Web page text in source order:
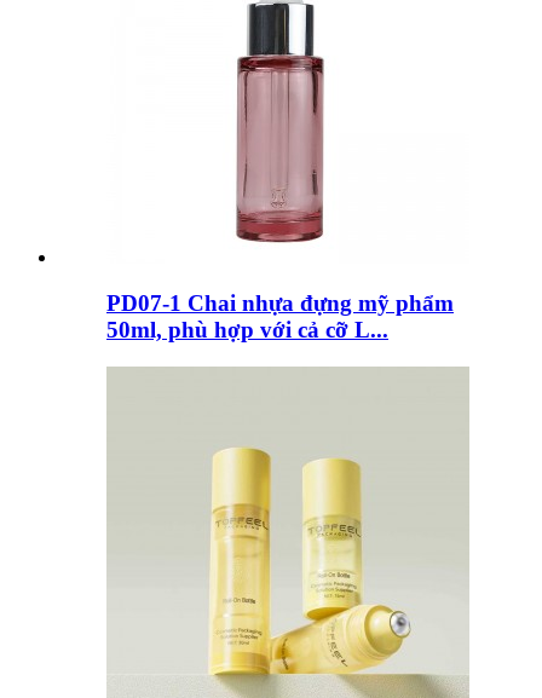
PD07-1 Chai nhựa đựng mỹ phẩm
50ml, phù hợp với cả cỡ L...